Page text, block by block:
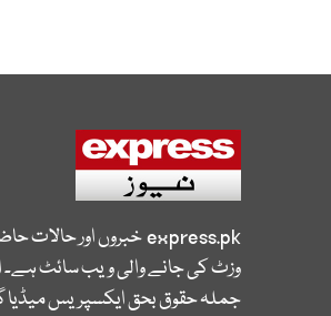
express.pkخبروں اور حالات
وزٹ کی جانے والی ویب سائٹ ہے۔
جملہ حقوق بحق ایکسپریس میڈیا